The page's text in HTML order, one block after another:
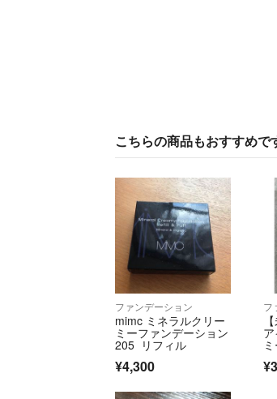
こちらの商品もおすすめで
ファンデーション
mimc ミネラルクリー
ミーファンデーション
205 リフィル
¥4,300
フ